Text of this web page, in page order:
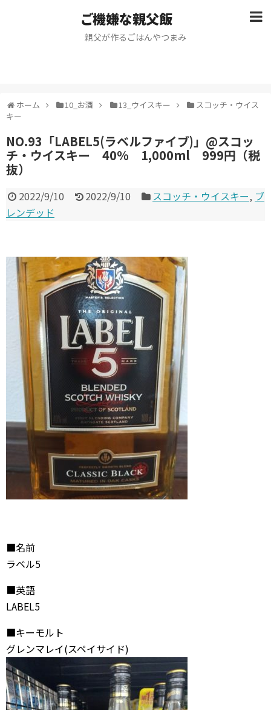
ご機嫌な親父飯
親父が作るごはんやつまみ
ホーム 10_お酒 13_ウイスキー
スコッチ・ウイス
キー
NO.93「LABEL5(ラベルファイブ)」@スコッ
チ・ウイスキー 40% 1,000ml 999円（税
抜）
2022/9/10 2022/9/10 スコッチ・ウイスキー, ブ
レンデッド
■名前
ラベル5
■英語
LABEL5
■キーモルト
グレンマレイ(スペイサイド)